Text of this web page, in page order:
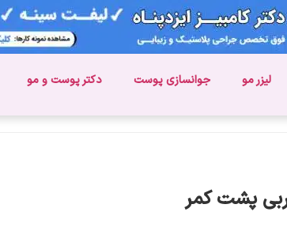
لیزر مو جوانسازی پوست دکتر پوست و مو
پشت کمر